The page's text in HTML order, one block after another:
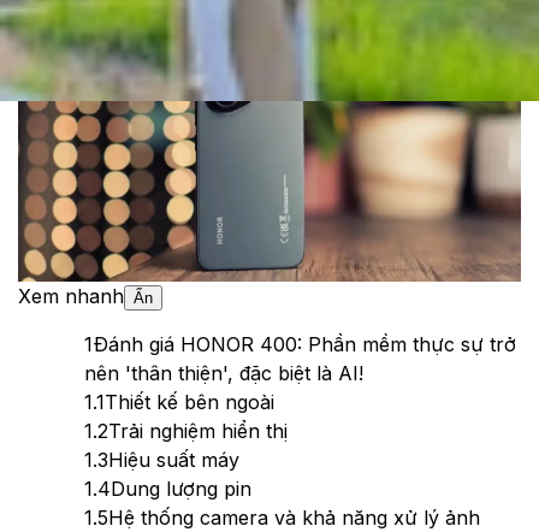
Xem nhanh Ẩn
1Đánh giá HONOR 400: Phần mềm thực sự trở
nên 'thân thiện', đặc biệt là AI!
1.1Thiết kế bên ngoài
1.2Trải nghiệm hiển thị
1.3Hiệu suất máy
1.4Dung lượng pin
1.5Hệ thống camera và khả năng xử lý ảnh